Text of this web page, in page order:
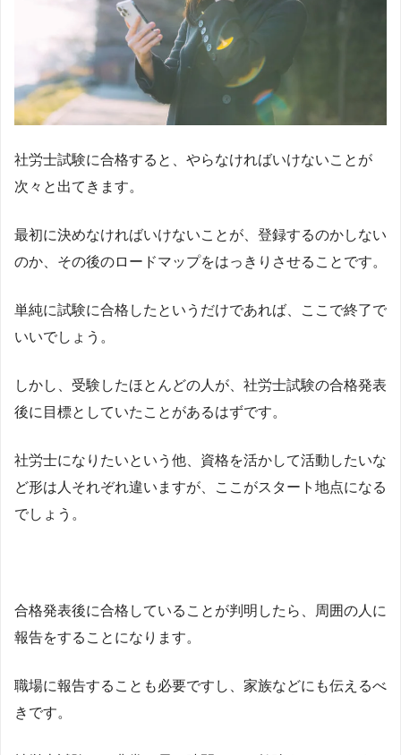
社労士試験に合格すると、やらなければいけないことが
次々と出てきます。
最初に決めなければいけないことが、登録するのかしない
のか、その後のロードマップをはっきりさせることです。
単純に試験に合格したというだけであれば、ここで終了で
いいでしょう。
しかし、受験したほとんどの人が、社労士試験の合格発表
後に目標としていたことがあるはずです。
社労士になりたいという他、資格を活かして活動したいな
ど形は人それぞれ違いますが、ここがスタート地点になる
でしょう。
合格発表後に合格していることが判明したら、周囲の人に
報告をすることになります。
職場に報告することも必要ですし、家族などにも伝えるべ
きです。